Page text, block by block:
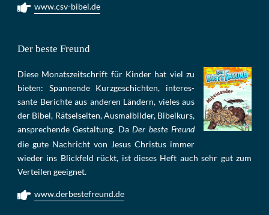
www.csv-bibel.de
Der beste Freund
Die­se Mo­nats­zeit­schrift für Kin­der hat viel zu
bie­ten: Span­nen­de Kurz­ge­schich­ten, in­te­res­
san­te Be­rich­te aus an­de­ren Län­dern, vie­les aus
der Bi­bel, Rät­sel­sei­ten, Aus­mal­bil­der, Bi­bel­kurs,
an­sprech­ende Ge­stal­tung. DaDer beste Freund
die gu­te Nach­richt von Je­sus Chris­tus im­mer
wie­der ins Blick­feld rückt, ist die­ses Heft auch sehr gut zum
Ver­tei­len ge­eig­net.
www.derbestefreund.de